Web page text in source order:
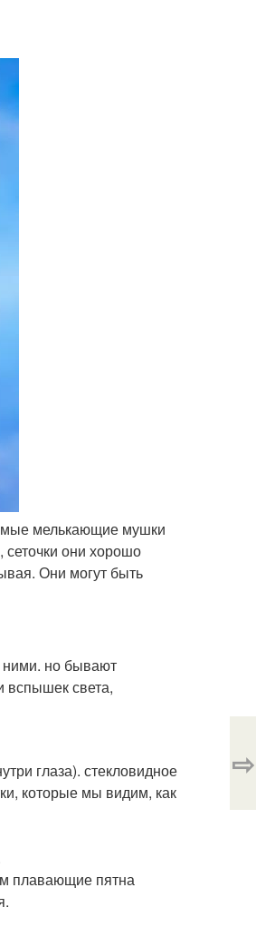
мелькающие мушки
они хорошо
Они могут быть
ними. но бывают
вспышек света,
глаза). стекловидное
которые мы видим, как
плавающие пятна
⇨